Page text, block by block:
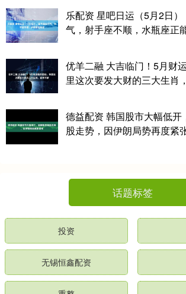
乐配资 星吧日运（5月2日
气，射手座不顺，水瓶座正
优羊二融 大吉临门！5月财
里这次要发大财的三大生肖
德益配资 韩国股市大幅低开
股走势，因伊朗局势再度紧
话题标签
投资
无锡恒鑫配资